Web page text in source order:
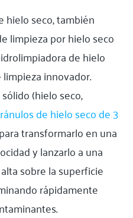
hielo seco, también
limpieza por hielo seco
de hielo
innovador.
(hielo seco,
de hielo seco de 3
transformarlo en una
y lanzarlo a una
sobre la superficie
rápidamente